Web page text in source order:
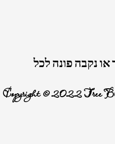
נקבה פונה לכל
Copyright © 2022 Tree